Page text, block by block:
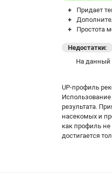
Придает
Простота
Недостатки:
На данный
UP-профиль
результата.
насекомых и
как профиль не
достигается